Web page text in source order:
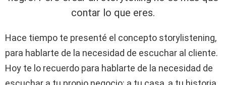
contar lo que eres.
Hace tiempo te presenté el concepto storylistening,
para hablarte de la necesidad de escuchar al cliente.
Hoy te lo recuerdo para hablarte de la necesidad de